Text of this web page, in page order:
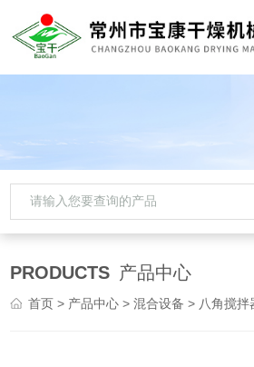
PRODUCTS 产品中心
首页 > 产品中心 >混合设备 > 八角搅拌